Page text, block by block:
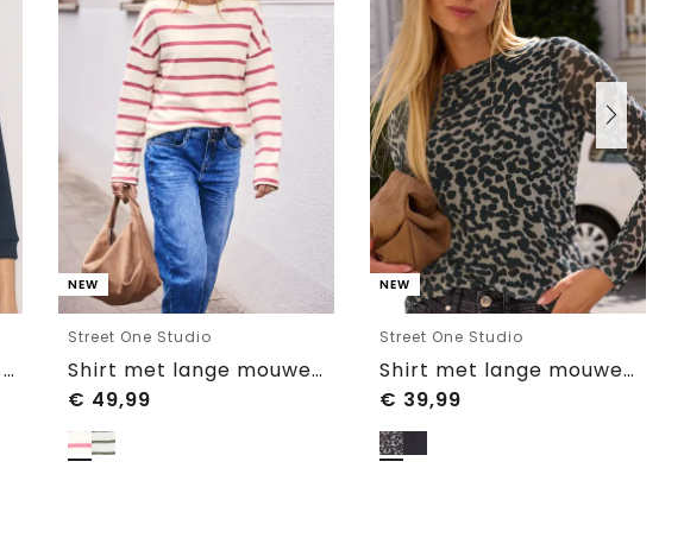
Shirt met 3/4-mouwen en een boothals
NEW
Street One Studio
Shirt met lange mouwen, ronde hals en een Loose Fit-pasvorm
€ 49,99
NEW
Street One Studio
Shirt met lange mouwen van mesh met print
€ 39,99